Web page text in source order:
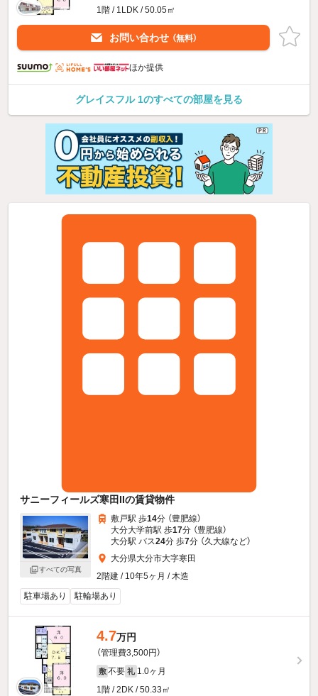
1階 / 1LDK / 50.05㎡
お問い合わせ （無料）
ほか提供
グレイスフル 1のすべての部屋を見る
サニーフィールズ寒田IIの賃貸物件
すべての写真
敷戸駅 歩14分 （豊肥線）
大分大学前駅 歩17分 （豊肥線）
大分駅 バス24分 歩7分 （久大線など）
大分県大分市大字寒田
2階建 / 10年5ヶ月 / 木造
駐車場あり
駐輪場あり
4.7万円
（管理費3,500円）
敷 不要 礼 1.0ヶ月
1階 / 2DK / 50.33㎡